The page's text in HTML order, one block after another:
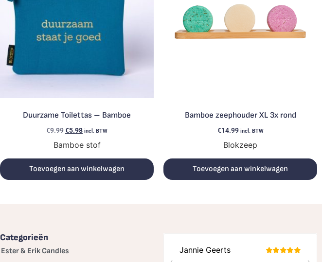
Duurzame Toilettas – Bamboe
€9.99€5.98 incl. BTW
Bamboe stof
Toevoegen aan winkelwagen
Bamboe zeephouder XL 3x rond
€14.99 incl. BTW
Blokzeep
Toevoegen aan winkelwagen
Categorieën
Ester & Erik Candles